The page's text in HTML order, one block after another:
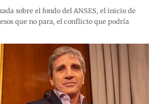
sobre el fondo del ANSES, el inicio de
que no para, el conflicto que podría